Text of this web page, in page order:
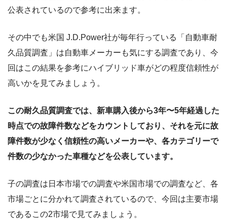
公表されているので参考に出来ます。
その中でも米国 J.D.Power社が毎年行っている「自動車耐
久品質調査」は自動車メーカーも気にする調査であり、今
回はこの結果を参考にハイブリッド車がどの程度信頼性が
高いかを見てみましょう。
この耐久品質調査では、新車購入後から3年〜5年経過した
時点での故障件数などをカウントしており、それを元に故
障件数が少なく信頼性の高いメーカーや、各カテゴリーで
件数の少なかった車種などを公表しています。
子の調査は日本市場での調査や米国市場での調査など、各
市場ごとに分かれて調査されているので、今回は主要市場
であるこの2市場で見てみましょう。